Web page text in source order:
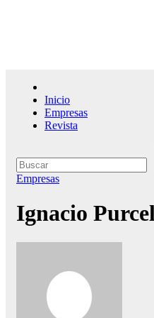
Inicio
Empresas
Revista
Empresas
Ignacio